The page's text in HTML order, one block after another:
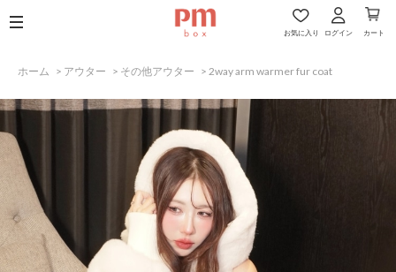
お気に入り ログイン カート
ホーム > アウター > その他アウター > 2way arm warmer fur coat